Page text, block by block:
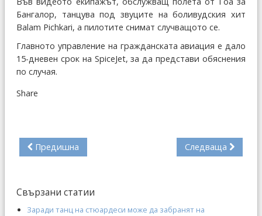
Бангалор, танцува под звуците на боливудския хит
Balam Pichkari, а пилотите снимат случващото се.
Главното управление на гражданската авиация е дало
15-дневен срок на SpiceJet, за да представи обяснения
по случая.
Share
Предишна Следваща
Свързани статии
Заради танц на стюардеси може да забранят на